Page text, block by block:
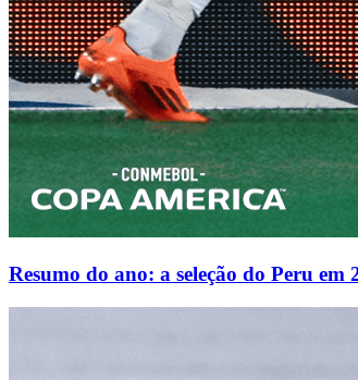
Resumo do ano: a seleção do Peru em